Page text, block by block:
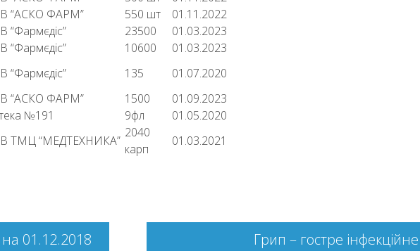
“АСКО ФАРМ” 550 шт
01.11.2022
“Фармєдіс” 23500
01.03.2023
“Фармєдіс” 10600
01.03.2023
“Фармєдіс” 135
01.07.2020
“АСКО ФАРМ” 1500
01.09.2023
№191 9фл
01.05.2020
ТМЦ “МЕДТЕХНИКА”
2040
карп
01.03.2021
01.12.2018
Грип – гостре інфекційне